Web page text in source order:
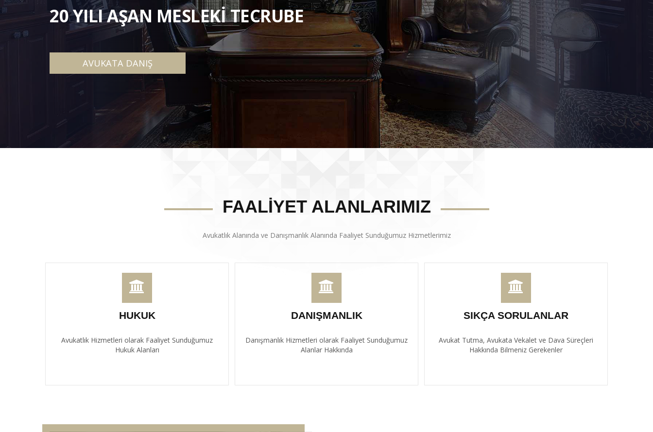
20 YILI AŞAN MESLEKİ TECRUBE
AVUKATA DANIŞ
FAALİYET ALANLARIMIZ
Avukatlık Alanında ve Danışmanlık Alanında Faaliyet Sunduğumuz Hizmetlerimiz
HUKUK
Avukatlık Hizmetleri olarak Faaliyet Sunduğumuz
Hukuk Alanları
DANIŞMANLIK
Danışmanlık Hizmetleri olarak Faaliyet Sunduğumuz
Alanlar Hakkında
SIKÇA SORULANLAR
Avukat Tutma, Avukata Vekalet ve Dava Süreçleri
Hakkında Bilmeniz Gerekenler